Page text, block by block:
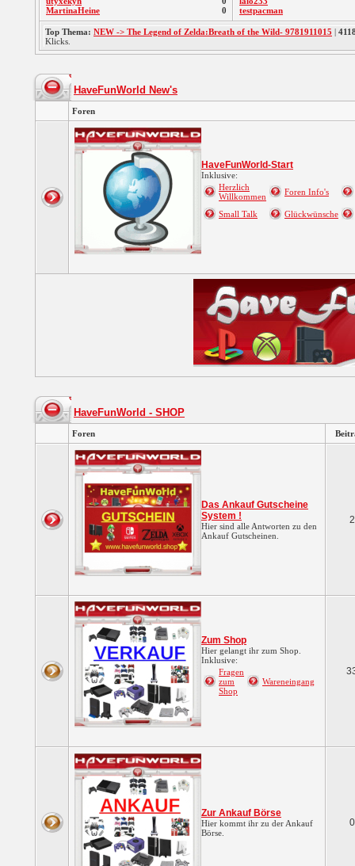
MartinaHeine
0
testpacman
Top Thema: NEW -> The Legend of Zelda:Breath of the Wild- 9781911015 |
Klicks.
HaveFunWorld New's
Foren
HaveFunWorld-Start
Inklusive:
Herzlich
Willkommen
Foren Info's
Small Talk Glückwünsche
HaveFunWorld - SHOP
Foren
Das Ankauf Gutscheine
System !
Hier sind alle Antworten zu den
Ankauf Gutscheinen.
2
Zum Shop
Hier gelangt ihr zum Shop.
Inklusive:
Fragen
zum
Shop
Wareneingang
Zur Ankauf Börse
Hier kommt ihr zu der Ankauf
Börse.
0